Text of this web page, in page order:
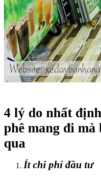
4 lý do nhất
phê mang đi mà
qua
Ít chi phí đầu tư